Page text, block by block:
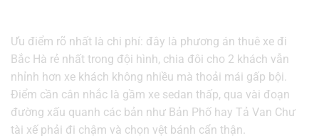
Ưu điểm rõ nhất là chi phí: đây là phương án thuê xe đi
Bắc Hà rẻ nhất trong đội hình, chia đôi cho 2 khách vẫn
nhỉnh hơn xe khách không nhiều mà thoải mái gấp bội.
Điểm cần cân nhắc là gầm xe sedan thấp, qua vài đoạn
đường xấu quanh các bản như Bản Phố hay Tả Van Chư
tài xế phải đi chậm và chọn vệt bánh cẩn thận.